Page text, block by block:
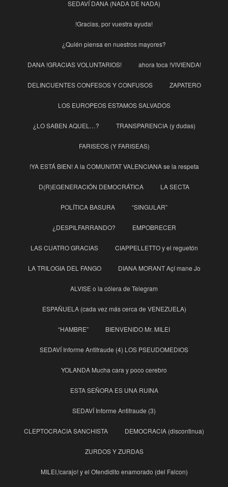
SEDAVÍ DANA (NADA DE NADA)
!Gracias, por vuestra ayuda!
¿Quién piensa en nuestros mayores?
DANA !GRACIAS VOLUNTARIOS! ahora toca !VIVIENDA!
DELINCUENTES CONFESOS Y CONFUSOS ZAPATERO
LOS EUROPEOS ESTAMOS SALVADOS
¿LO SABEN AQUEL…? TRANSPARENCIA (y dudas)
FARISEOS (Y FARISEAS)
!YA ESTÁ BIEN! A la COMUNITAT VALENCIANA se la respeta
D(R)EGENERACIÓN DEMOCRÁTICA LA SECTA
POLÍTICA BASURA “SINGULAR”
¿DESPILFARRANDO? EMPOBRECER
LAS CUATRO GRACIAS CIAPPELLETTO y el reguetón
LA TRILOGIA DEL FANGO DIANA MORANT Açí mane Jo
ALVISE o la cólera de Telegram
ESPAÑUELA (cada vez más cerca de VENEZUELA)
“HAMBRE” BIENVENIDO Mr. MILEI
SEDAVÍ Informe Antifraude (4) LOS PSEUDOMEDIOS
YOLANDA Mucha cara y poco cerebro
ESTA SEÑORA ES UNA RUINA
SEDAVÍ Informe Antifraude (3)
CLEPTOCRACIA SANCHISTA DEMOCRACIA (discontinua)
ZURDOS Y ZURDAS
MILEI,!carajo! y el Ofendidito enamorado (del Falcon)